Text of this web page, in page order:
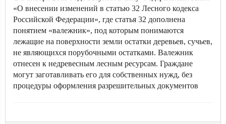
«О внесении изменений в статью 32 Лесного кодекса
Российской Федерации», где статья 32 дополнена
понятием «валежник», под которым понимаются
лежащие на поверхности земли остатки деревьев, сучьев,
не являющихся порубочными остатками. Валежник
отнесен к недревесным лесным ресурсам. Граждане
могут заготавливать его для собственных нужд, без
процедуры оформления разрешительных документов